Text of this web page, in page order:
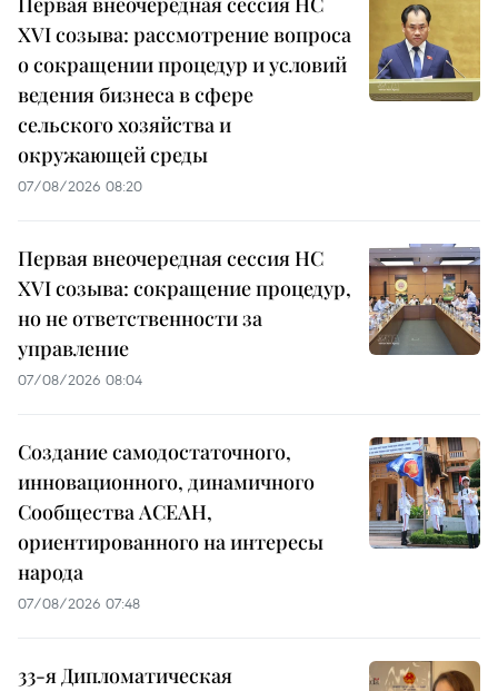
XVI созыва: рассмотрение вопроса
о сокращении процедур и условий
ведения бизнеса в сфере
сельского хозяйства и
окружающей среды
07/08/2026 08:20
Первая внеочередная сессия НС
XVI созыва: сокращение процедур,
но не ответственности за
управление
07/08/2026 08:04
Создание самодостаточного,
инновационного, динамичного
Сообщества АСЕАН,
ориентированного на интересы
народа
07/08/2026 07:48
33-я Дипломатическая